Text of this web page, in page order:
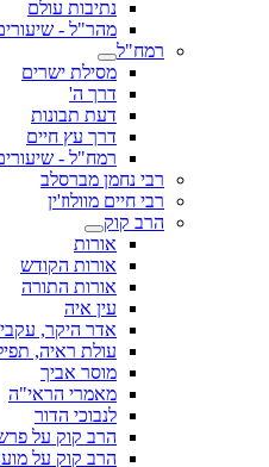
נתיבות עולם
מהר"ל -
רמח"ל
מסילת ישרים
דרך ה'
דעת תבונות
דרך עץ חיים
רמח"ל -
רבי נחמן מברסלב
רבי חיים מוולוז'ין
הרב קוק
אורות
אורות הקודש
אורות התורה
עין איה
אדר היקר,
עולת ראיה,
מוסר אביך
מאמרי הראי"ה
לנבוכי הדור
הרב קוק על
הרב קוק על